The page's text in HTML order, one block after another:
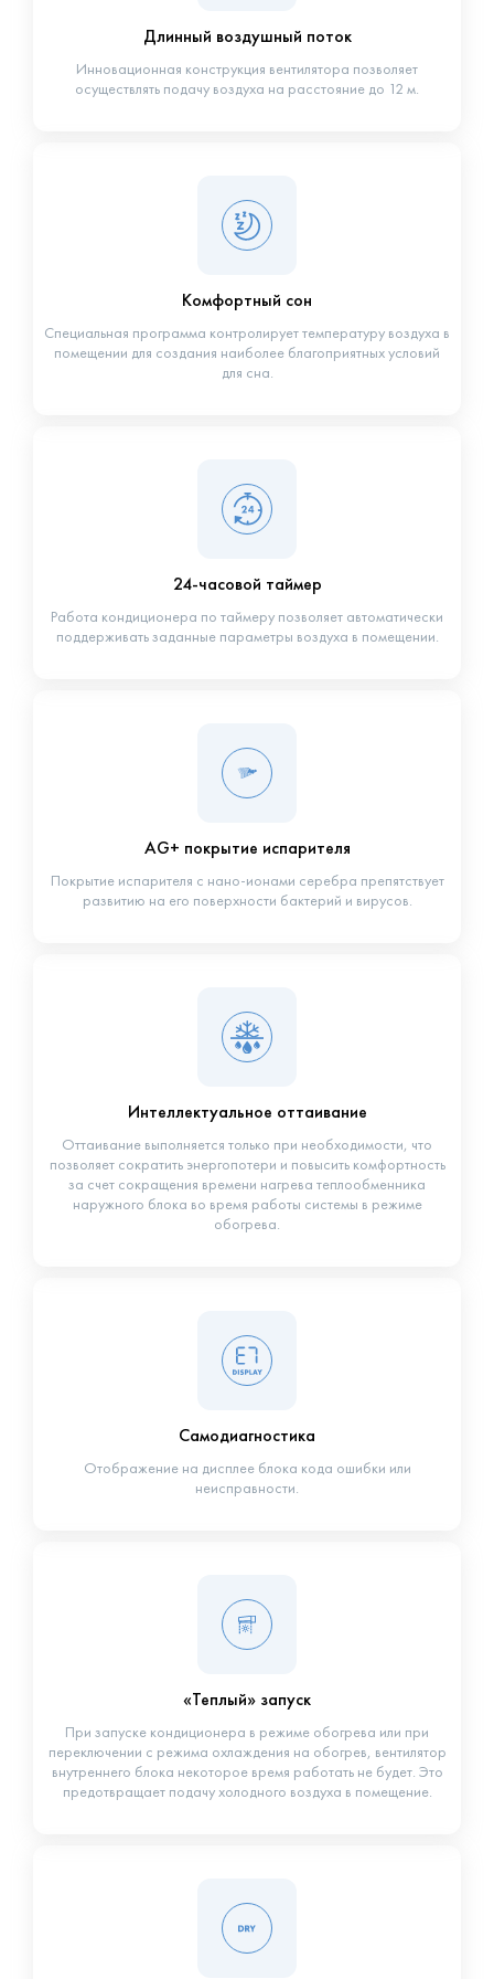
Длинный воздушный поток
Инновационная конструкция вентилятора позволяет
осуществлять подачу воздуха на расстояние до 12 м.
Комфортный сон
Специальная программа контролирует температуру воздуха в
помещении для создания наиболее благоприятных условий
для сна.
24-часовой таймер
Работа кондиционера по таймеру позволяет автоматически
поддерживать заданные параметры воздуха в помещении.
AG+ покрытие испарителя
Покрытие испарителя с нано-ионами серебра препятствует
развитию на его поверхности бактерий и вирусов.
Интеллектуальное оттаивание
Оттаивание выполняется только при необходимости, что
позволяет сократить энергопотери и повысить комфортность
за счет сокращения времени нагрева теплообменника
наружного блока во время работы системы в режиме
обогрева.
Самодиагностика
Отображение на дисплее блока кода ошибки или
неисправности.
«Теплый» запуск
При запуске кондиционера в режиме обогрева или при
переключении с режима охлаждения на обогрев, вентилятор
внутреннего блока некоторое время работать не будет. Это
предотвращает подачу холодного воздуха в помещение.